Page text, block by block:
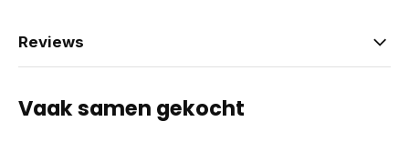
Reviews
Vaak samen gekocht